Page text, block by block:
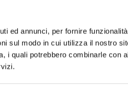
ed annunci, per fornire
sul modo in cui utilizza il nostro
i quali potrebbero combinarle con